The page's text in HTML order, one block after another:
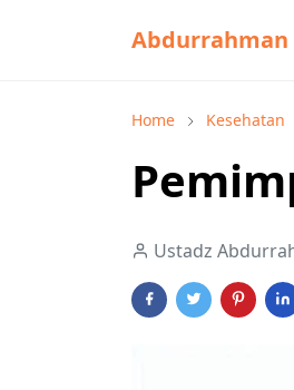
Abdurrahman
Home Kesehatan
Ustadz